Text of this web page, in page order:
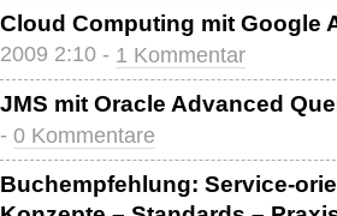
Cloud Computing mit Google
2009 2:10 - 1 Kommentar
JMS mit Oracle Advanced
- 0 Kommentare
Buchempfehlung: Service-